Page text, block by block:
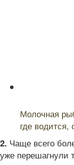
Молочная
где водится,
2. Чаще всего
уже перешагнули